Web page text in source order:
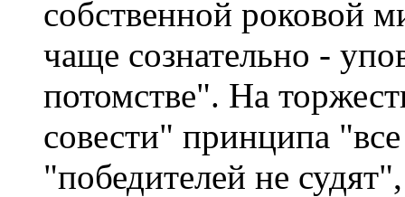
собственной роковой
чаще сознательно -
потомстве". На
совести" принципа
"победителей не